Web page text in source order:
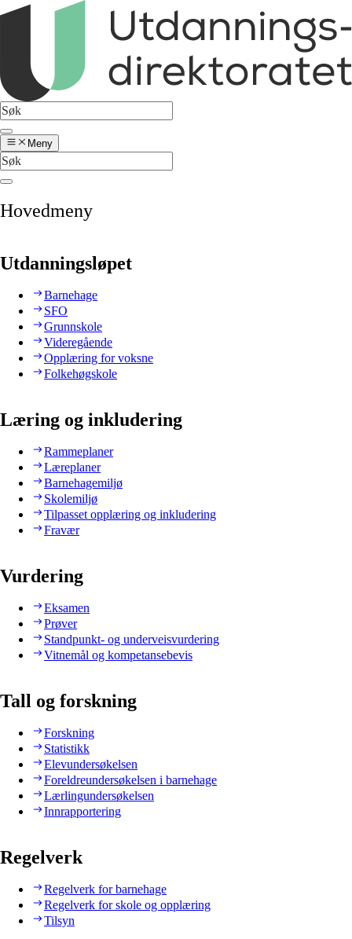
Meny
Hovedmeny
Utdanningsløpet
Barnehage
SFO
Grunnskole
Videregående
Opplæring for voksne
Folkehøgskole
Læring og inkludering
Rammeplaner
Læreplaner
Barnehagemiljø
Skolemiljø
Tilpasset opplæring og inkludering
Fravær
Vurdering
Eksamen
Prøver
Standpunkt- og underveisvurdering
Vitnemål og kompetansebevis
Tall og forskning
Forskning
Statistikk
Elevundersøkelsen
Foreldreundersøkelsen i barnehage
Lærlingundersøkelsen
Innrapportering
Regelverk
Regelverk for barnehage
Regelverk for skole og opplæring
Tilsyn